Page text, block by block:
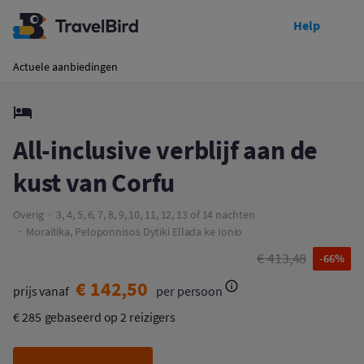
Help
Actuele aanbiedingen
Toon prijzen
All-inclusive verblijf aan de
kust van Corfu
Overig
3, 4, 5, 6, 7, 8, 9, 10, 11, 12, 13 of 14 nachten
Moraitika, Peloponnisos Dytiki Ellada ke Ionio
€ 413,48 -66%
prijs vanaf € 142,50 per persoon
€ 285 gebaseerd op 2 reizigers